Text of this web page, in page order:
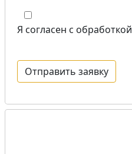
Я согласен с обработкой